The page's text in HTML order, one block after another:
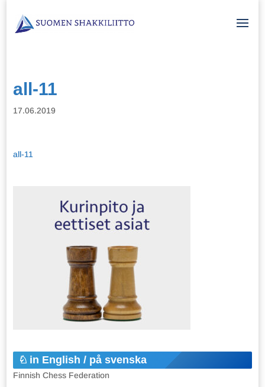
all-11
17.06.2019
all-11
in English / på svenska
Finnish Chess Federation